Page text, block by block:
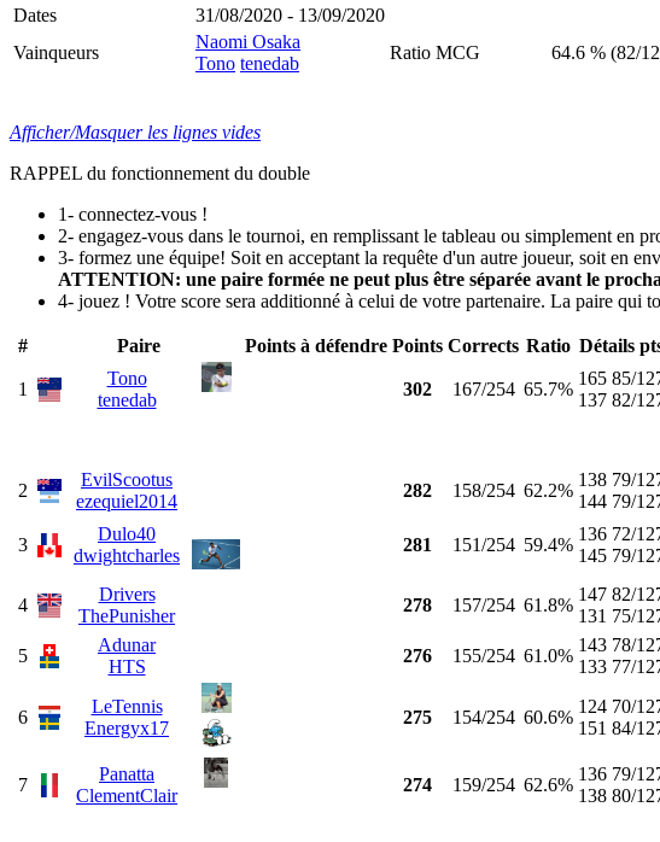
Dates
31/08/2020 - 13/09/2020
Vainqueurs
Naomi Osaka
Tono tenedab
Ratio MCG 64.6 % (82/
Afficher/Masquer les lignes vides
RAPPEL du fonctionnement du double
1- connectez-vous !
2- engagez-vous dans le tournoi, en remplissant le tableau ou simplement en
3- formez une équipe! Soit en acceptant la requête d'un autre joueur, soit en
ATTENTION: une paire formée ne peut plus être séparée avant le
4- jouez ! Votre score sera additionné à celui de votre partenaire. La paire qui
# Paire Points à défendre Points Corrects Ratio Détails
1
Tono
tenedab
302 167/254 65.7%
165
137
85/
82/
2
EvilScootus
ezequiel2014
282 158/254 62.2%
138
144
79/
79/
3
Dulo40
dwightcharles
281 151/254 59.4%
136
145
72/
79/
4
Drivers
ThePunisher
278 157/254 61.8%
147
131
82/
75/
5
Adunar
HTS
276 155/254 61.0%
143
133
78/
77/
6
LeTennis
Energyx17
275 154/254 60.6%
124
151
70/
84/
7
Panatta
ClementClair
274 159/254 62.6%
136
138
79/
80/